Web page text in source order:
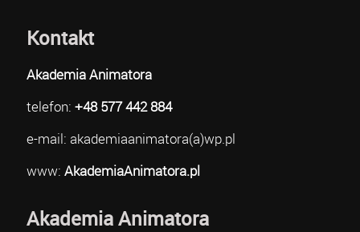
Kontakt
Akademia Animatora
telefon: +48 577 442 884
e-mail: akademiaanimatora(a)wp.pl
www: AkademiaAnimatora.pl
Akademia Animatora